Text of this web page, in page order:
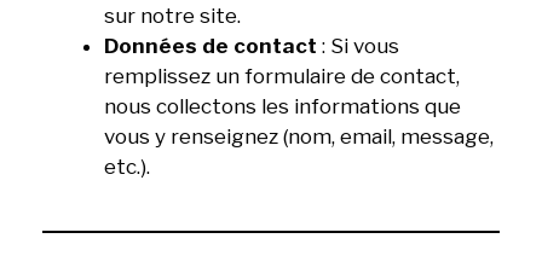
sur notre site.
Données de contact : Si vous
remplissez un formulaire de contact,
nous collectons les informations que
vous y renseignez (nom, email, message,
etc.).